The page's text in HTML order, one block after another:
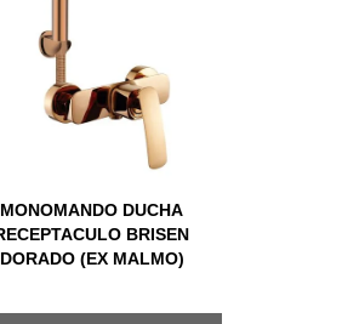
MONOMANDO DUCHA
BRISEN
DORADO (EX MALMO)